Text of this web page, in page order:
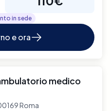
in sede
e ora
medico
Roma